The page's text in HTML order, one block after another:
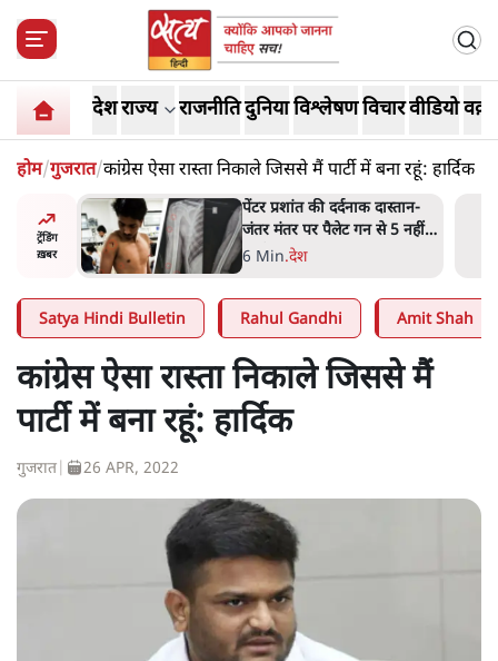
देशराज्य राजनीतिदुनियाविश्लेषणविचारवीडियो
होम/गुजरात/कांग्रेस ऐसा रास्ता निकाले जिससे मैं पार्टी में बना रहूं: हार्दिक
ट्रेंडिंग
ख़बर
पेंटर प्रशांत की दर्दनाक दास्तान-
जंतर मंतर पर पैलेट गन से 5 नहीं,
6 लोग घायल हुए
6 Min.देश
Satya Hindi Bulletin Rahul Gandhi Amit Shah
कांग्रेस ऐसा रास्ता निकाले जिससे मैं
पार्टी में बना रहूं: हार्दिक
गुजरात 26 APR, 2022